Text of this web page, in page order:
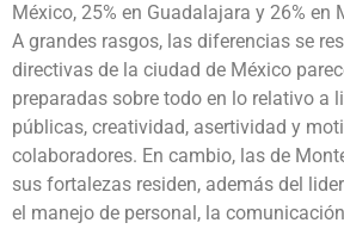
México, 25% en Guadalajara y 26% en
A grandes rasgos, las diferencias se
directivas de la ciudad de México
preparadas sobre todo en lo relativo a
públicas, creatividad, asertividad y
colaboradores. En cambio, las de
sus fortalezas residen, además del
el manejo de personal, la